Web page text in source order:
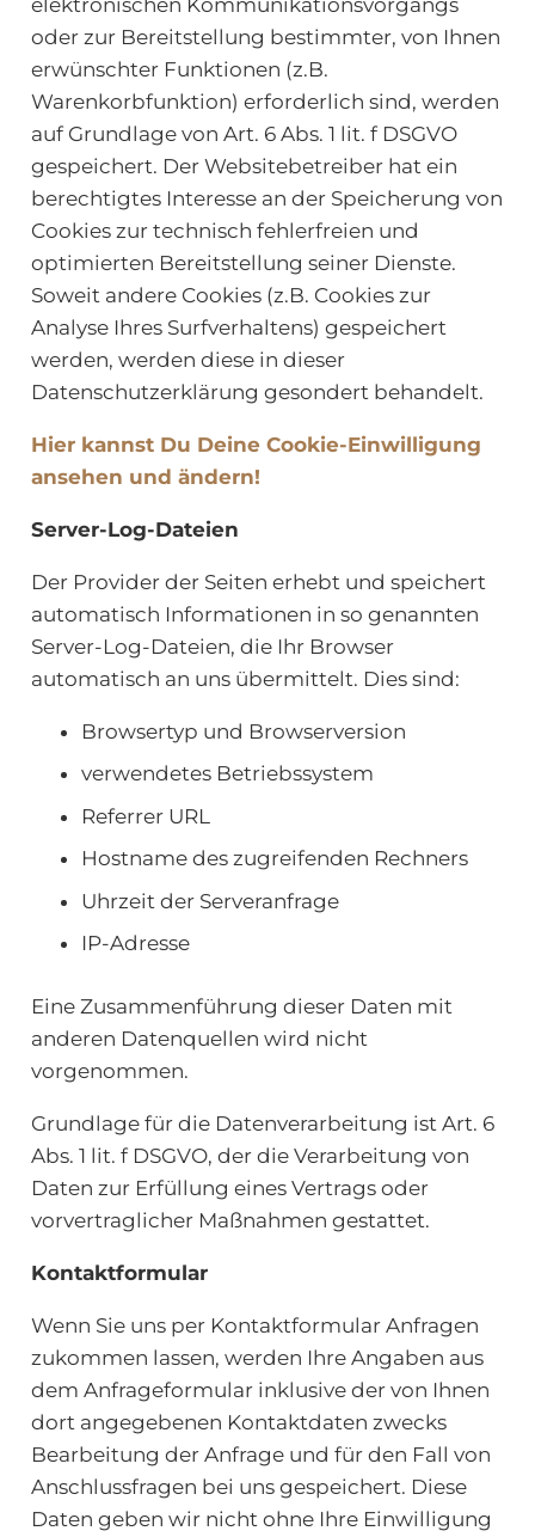
oder zur Bereitstellung bestimmter, von Ihnen
erwünschter Funktionen (z.B.
Warenkorbfunktion) erforderlich sind, werden
auf Grundlage von Art. 6 Abs. 1 lit. f DSGVO
gespeichert. Der Websitebetreiber hat ein
berechtigtes Interesse an der Speicherung von
Cookies zur technisch fehlerfreien und
optimierten Bereitstellung seiner Dienste.
Soweit andere Cookies (z.B. Cookies zur
Analyse Ihres Surfverhaltens) gespeichert
werden, werden diese in dieser
Datenschutzerklärung gesondert behandelt.
Hier kannst Du Deine Cookie-Einwilligung
ansehen und ändern!
Server-Log-Dateien
Der Provider der Seiten erhebt und speichert
automatisch Informationen in so genannten
Server-Log-Dateien, die Ihr Browser
automatisch an uns übermittelt. Dies sind:
Browsertyp und Browserversion
verwendetes Betriebssystem
Referrer URL
Hostname des zugreifenden Rechners
Uhrzeit der Serveranfrage
IP-Adresse
Eine Zusammenführung dieser Daten mit
anderen Datenquellen wird nicht
vorgenommen.
Grundlage für die Datenverarbeitung ist Art. 6
Abs. 1 lit. f DSGVO, der die Verarbeitung von
Daten zur Erfüllung eines Vertrags oder
vorvertraglicher Maßnahmen gestattet.
Kontaktformular
Wenn Sie uns per Kontaktformular Anfragen
zukommen lassen, werden Ihre Angaben aus
dem Anfrageformular inklusive der von Ihnen
dort angegebenen Kontaktdaten zwecks
Bearbeitung der Anfrage und für den Fall von
Anschlussfragen bei uns gespeichert. Diese
Daten geben wir nicht ohne Ihre Einwilligung